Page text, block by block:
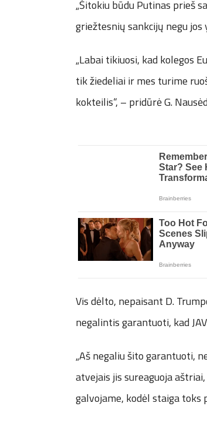
„Šitokiu būdu Putinas prieš
griežtesnių sankcijų negu
„Labai tikiuosi, kad kolegos
tik žiedeliai ir mes turime
kokteilis“, – pridūrė G.
Vis dėlto, nepaisant D.
negalintis garantuoti, kad
„Aš negaliu šito garantuoti,
atvejais jis sureaguoja
galvojame, kodėl staiga toks